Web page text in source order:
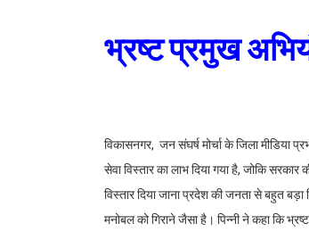
भ्रष्ट प्रमुख
विकासनगर, जन संघर्ष मोर्चा के जिला मीडिया
सेवा विस्तार का लाभ दिया गया है, जोकि
विस्तार दिया जाना प्रदेश की जनता से बहुत
मनोबल को गिराने जैसा है। पिन्नी ने कहा कि